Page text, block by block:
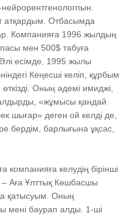
атқардым. Отбасымда
Компанияға 1996 жылдың
мен 500$ табуға
есімде, 1995 жылы
Кеңесші келіп, құрбым
өткізді. Оның әдемі имиджі,
«жұмысы қандай
шығар» деген ой келді де,
бердім, барлығына ұқсас,
компанияға келудің бірінші
– Аға Ұлттық Көшбасшы
қатысуым. Оның
мені баурап алды. 1-ші